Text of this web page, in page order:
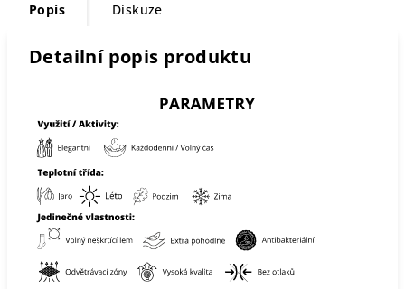
Popis Diskuze
Detailní popis produktu